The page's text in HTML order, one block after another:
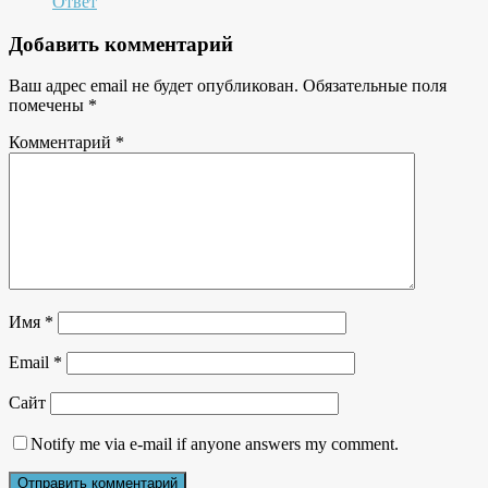
Добавить комментарий
Ваш адрес email не будет опубликован. Обязательные поля
помечены *
Комментарий *
Имя *
Email *
Сайт
Notify me via e-mail if anyone answers my comment.